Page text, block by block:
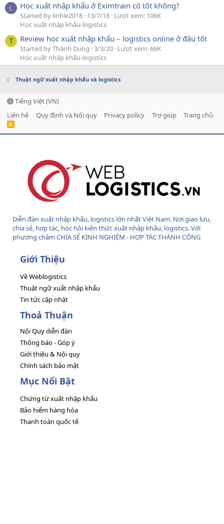
L Học xuất nhập khẩu ở Eximtrain có tốt không?
Started by linhle2018 13/7/18 Lượt xem: 106K
Học xuất nhập khẩu-logistics
T Review học xuất nhập khẩu – logistics online ở đâu tốt
Started by Thành Dung 3/3/20 Lượt xem: 66K
Học xuất nhập khẩu-logistics
Thuật ngữ xuất nhập khẩu và logistics
Tiếng Việt (VN)
Liên hệ
Quy định và Nội quy Privacy policy Trợ giúp Trang chủ
R
Diễn đàn xuất nhập khẩu, logistics lớn nhất Việt Nam. Nơi giao lưu,
chia sẻ, hợp tác, học hỏi kiến thức xuất nhập khẩu, logistics. Với
phương châm CHIA SẺ KINH NGHIỆM - HỢP TÁC THÀNH CÔNG
Giới Thiệu
Về Weblogistics
Thuật ngữ xuất nhập khẩu
Tin tức cập nhật
Thoả Thuận
Nội Quy diễn đàn
Thông báo - Góp ý
Giới thiệu & Nội quy
Chính sách bảo mật
Mục Nổi Bật
Chứng từ xuất nhập khẩu
Bảo hiểm hàng hóa
Thanh toán quốc tế